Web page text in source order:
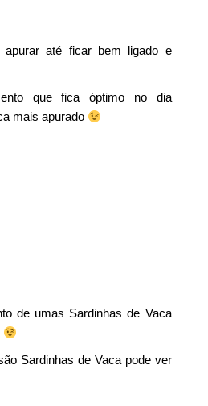
apurar até ficar bem ligado e
que fica óptimo no dia
mais apurado
de umas Sardinhas de Vaca
Sardinhas de Vaca pode ver